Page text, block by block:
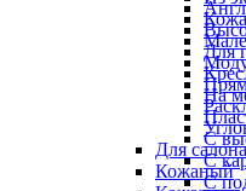
Для
На
С
С
С
Для
Кожаный